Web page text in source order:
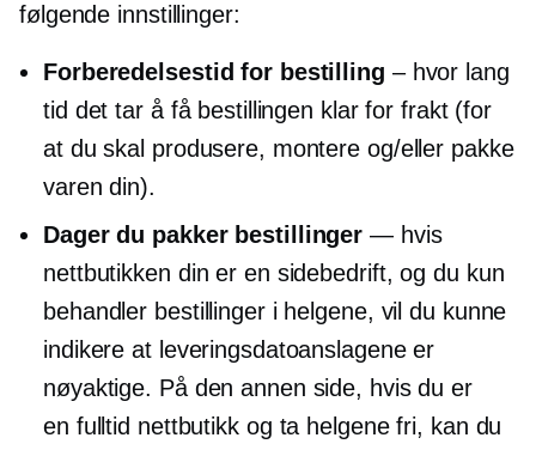
følgende innstillinger:
Forberedelsestid for bestilling – hvor lang
tid det tar å få bestillingen klar for frakt (for
at du skal produsere, montere og/eller pakke
varen din).
Dager du pakker bestillinger — hvis
nettbutikken din er en sidebedrift, og du kun
behandler bestillinger i helgene, vil du kunne
indikere at leveringsdatoanslagene er
nøyaktige. På den annen side, hvis du er
en fulltid nettbutikk og ta helgene fri, kan du